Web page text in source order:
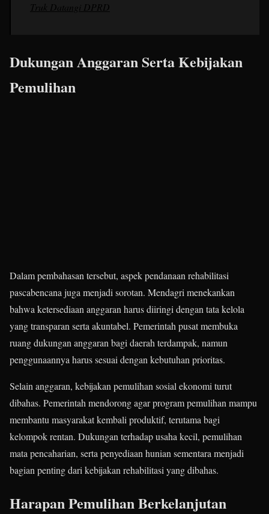
Truk Datangi DPRD
Dukungan Anggaran Serta Kebijakan
Pemulihan
Dalam pembahasan tersebut, aspek pendanaan rehabilitasi
pascabencana juga menjadi sorotan. Mendagri menekankan
bahwa ketersediaan anggaran harus diiringi dengan tata kelola
yang transparan serta akuntabel. Pemerintah pusat membuka
ruang dukungan anggaran bagi daerah terdampak, namun
penggunaannya harus sesuai dengan kebutuhan prioritas.
Selain anggaran, kebijakan pemulihan sosial ekonomi turut
dibahas. Pemerintah mendorong agar program pemulihan mampu
membantu masyarakat kembali produktif, terutama bagi
kelompok rentan. Dukungan terhadap usaha kecil, pemulihan
mata pencaharian, serta penyediaan hunian sementara menjadi
bagian penting dari kebijakan rehabilitasi yang dibahas.
Harapan Pemulihan Berkelanjutan